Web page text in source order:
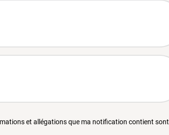
et allégations que ma notification contient sont